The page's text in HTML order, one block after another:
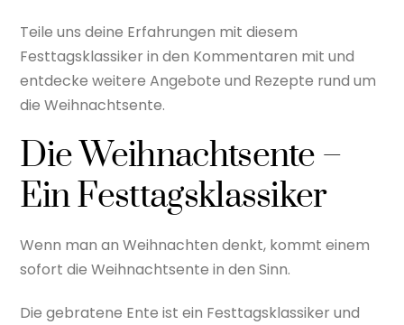
Teile uns deine Erfahrungen mit diesem
Festtagsklassiker in den Kommentaren mit und
entdecke weitere Angebote und Rezepte rund um
die Weihnachtsente.
Die Weihnachtsente –
Ein Festtagsklassiker
Wenn man an Weihnachten denkt, kommt einem
sofort die Weihnachtsente in den Sinn.
Die gebratene Ente ist ein Festtagsklassiker und